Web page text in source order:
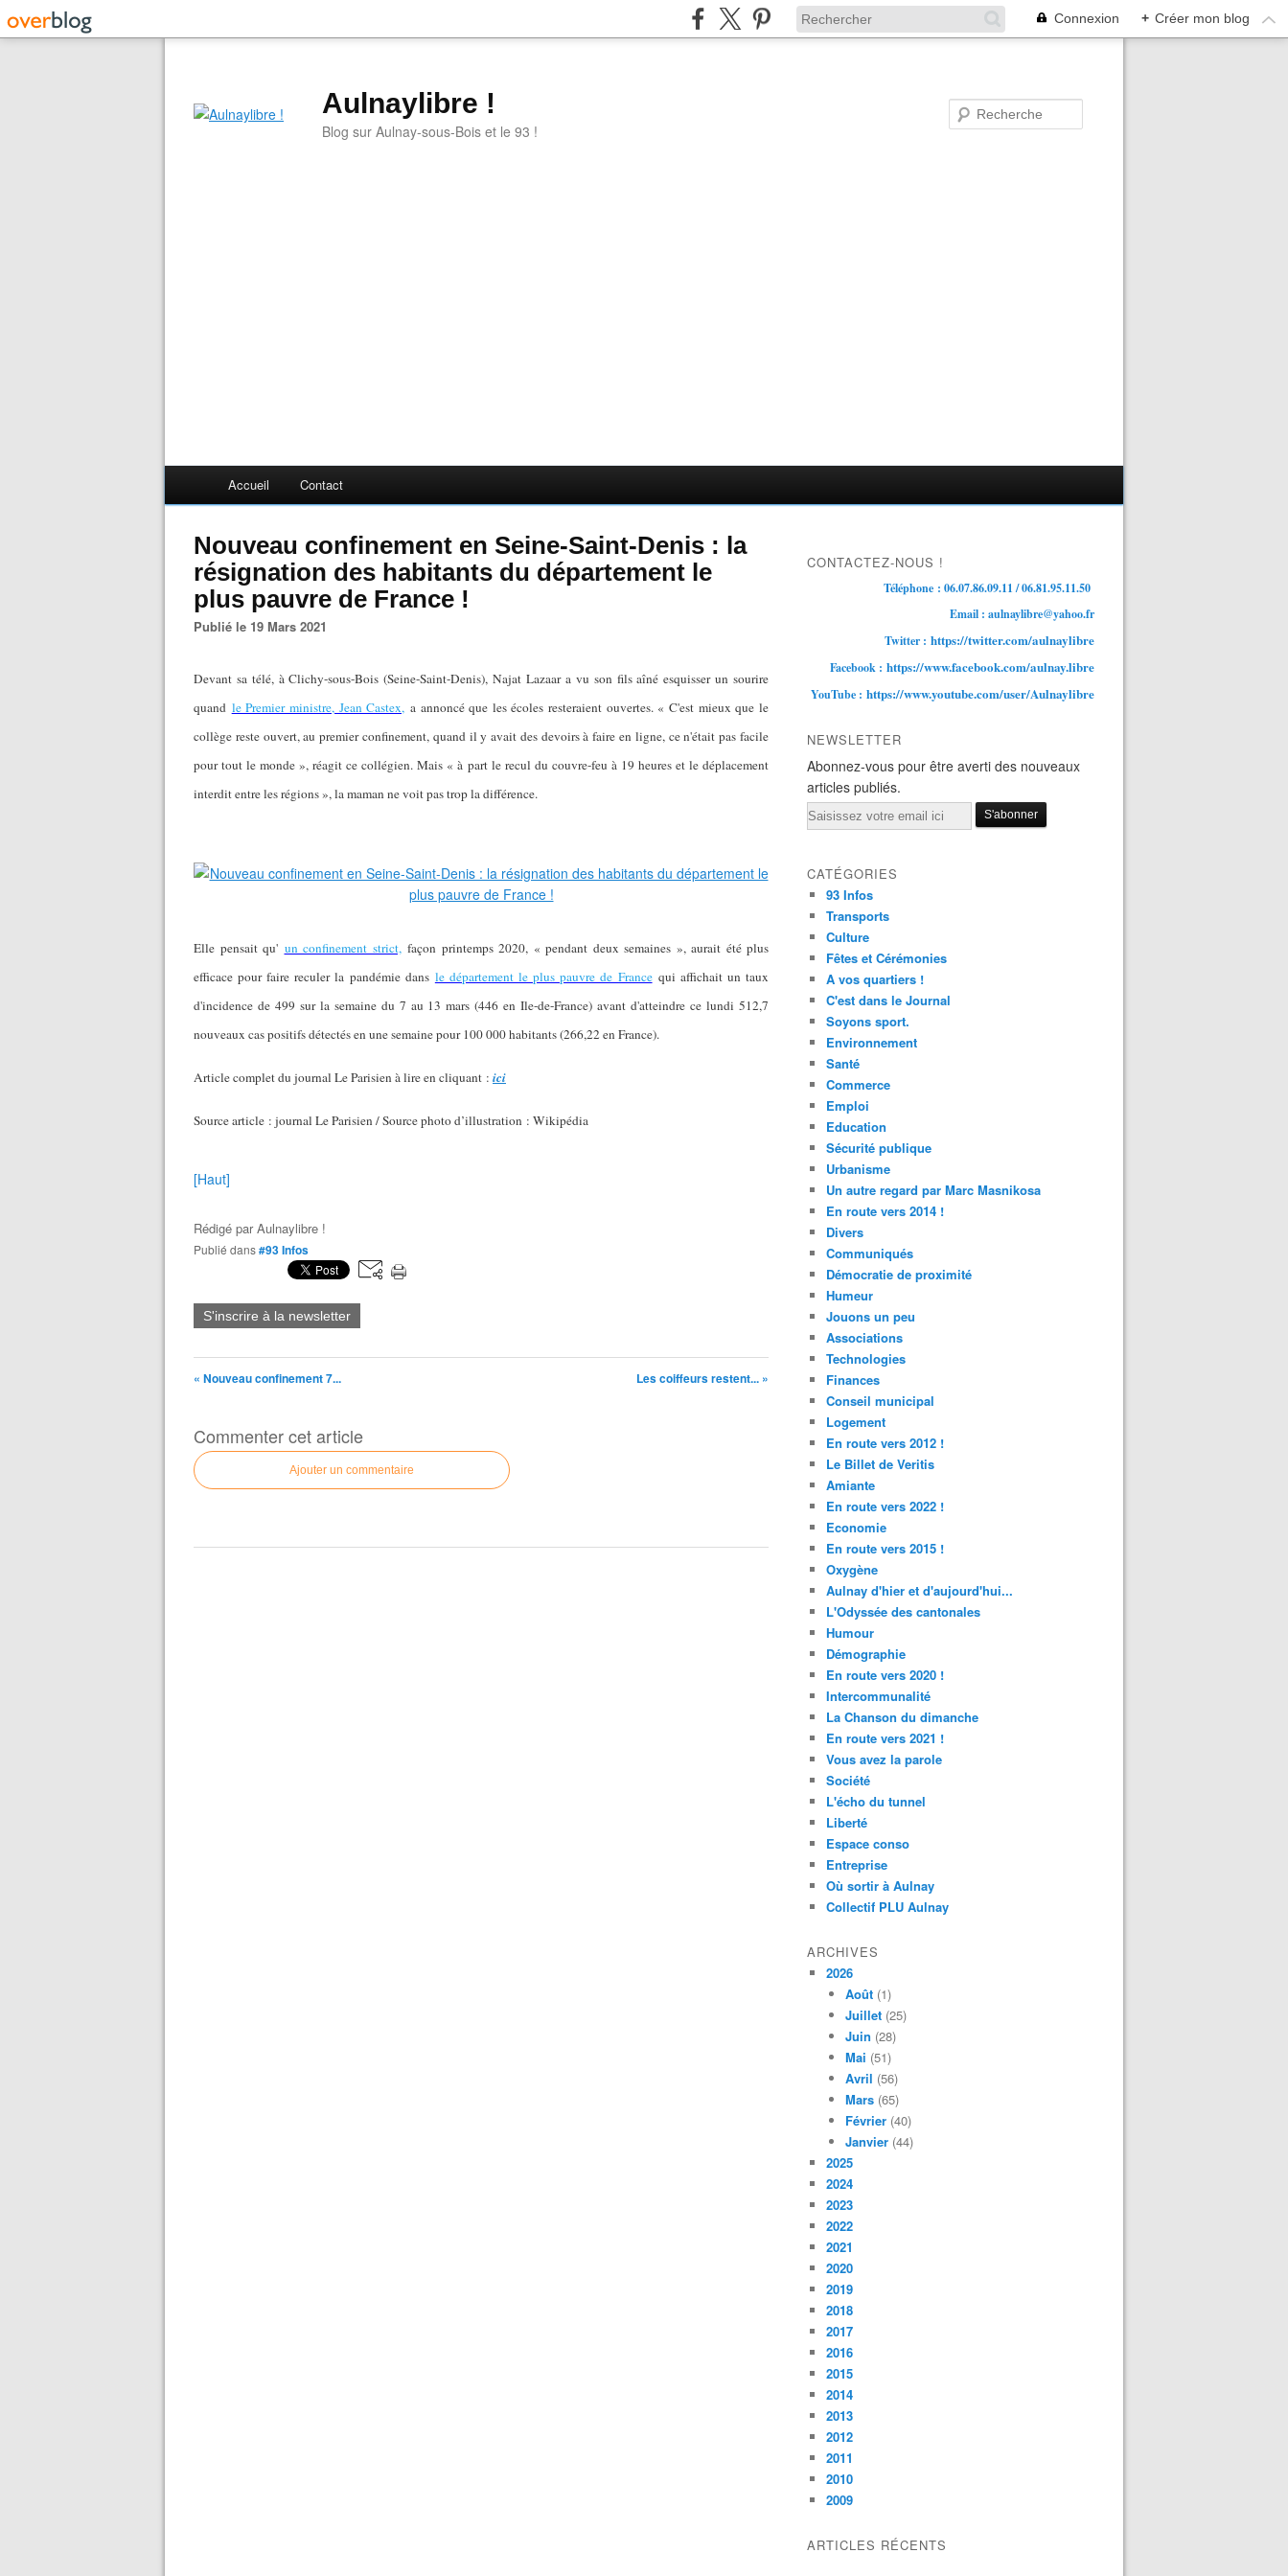
Connexion + Créer mon blog
Aulnaylibre !
Blog sur Aulnay-sous-Bois et le 93 !
Accueil Contact
Nouveau confinement en Seine-Saint-Denis : la
résignation des habitants du département le
plus pauvre de France !
Publié le 19 Mars 2021
Devant sa télé, à Clichy-sous-Bois (Seine-Saint-Denis), Najat Lazaar a vu son fils aîné esquisser un sourire
quand le Premier ministre, Jean Castex, a annoncé que les écoles resteraient ouvertes. « C'est mieux que le
collège reste ouvert, au premier confinement, quand il y avait des devoirs à faire en ligne, ce n'était pas facile
pour tout le monde », réagit ce collégien. Mais « à part le recul du couvre-feu à 19 heures et le déplacement
interdit entre les régions », la maman ne voit pas trop la différence.
Elle pensait qu' un confinement strict,façon printemps 2020, « pendant deux semaines », aurait été plus
efficace pour faire reculer la pandémie dans le département le plus pauvre de Francequi affichait un taux
d'incidence de 499 sur la semaine du 7 au 13 mars (446 en Ile-de-France) avant d'atteindre ce lundi 512,7
nouveaux cas positifs détectés en une semaine pour 100 000 habitants (266,22 en France).
Article complet du journal Le Parisien à lire en cliquant : ici
Source article : journal Le Parisien / Source photo d’illustration : Wikipédia
[Haut]
Rédigé parAulnaylibre !
Publié dans#93 Infos
S'inscrire à la newsletter
« Nouveau confinement 7... Les coiffeurs restent... »
Commenter cet article
Ajouter un commentaire
CONTACTEZ-NOUS !
Téléphone : 06.07.86.09.11 / 06.81.95.11.50
Email : aulnaylibre@yahoo.fr
Twitter : https://twitter.com/aulnaylibre
Facebook : https://www.facebook.com/aulnay.libre
YouTube : https://www.youtube.com/user/Aulnaylibre
NEWSLETTER
Abonnez-vous pour être averti des nouveaux
articles publiés.
Email
CATÉGORIES
93 Infos
Transports
Culture
Fêtes et Cérémonies
A vos quartiers !
C'est dans le Journal
Soyons sport.
Environnement
Santé
Commerce
Emploi
Education
Sécurité publique
Urbanisme
Un autre regard par Marc Masnikosa
En route vers 2014 !
Divers
Communiqués
Démocratie de proximité
Humeur
Jouons un peu
Associations
Technologies
Finances
Conseil municipal
Logement
En route vers 2012 !
Le Billet de Veritis
Amiante
En route vers 2022 !
Economie
En route vers 2015 !
Oxygène
Aulnay d'hier et d'aujourd'hui...
L'Odyssée des cantonales
Humour
Démographie
En route vers 2020 !
Intercommunalité
La Chanson du dimanche
En route vers 2021 !
Vous avez la parole
Société
L'écho du tunnel
Liberté
Espace conso
Entreprise
Où sortir à Aulnay
Collectif PLU Aulnay
ARCHIVES
2026
Août (1)
Juillet (25)
Juin (28)
Mai (51)
Avril (56)
Mars (65)
Février (40)
Janvier (44)
2025
2024
2023
2022
2021
2020
2019
2018
2017
2016
2015
2014
2013
2012
2011
2010
2009
ARTICLES RÉCENTS